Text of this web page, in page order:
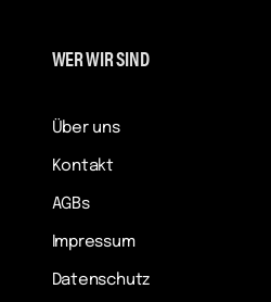
WER WIR SIND
Über uns
Kontakt
AGBs
Impressum
Datenschutz